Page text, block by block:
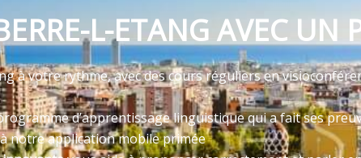
L-ETANG AVEC UN
à votre rythme, avec des cours réguliers en
d’apprentissage linguistique qui a fait ses
notre application mobile primée